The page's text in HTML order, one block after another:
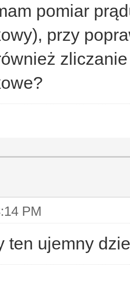
pomiar
przy
PM
ten ujemny